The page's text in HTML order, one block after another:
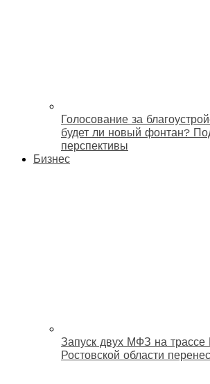
Голосование за
будет ли новый фонтан?
перспективы
Бизнес
Запуск двух МФЗ на
Ростовской области